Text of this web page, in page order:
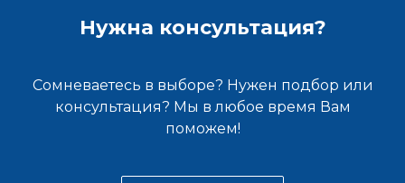
Нужна консультация?
Сомневаетесь в выборе? Нужен подбор или
консультация? Мы в любое время Вам
поможем!